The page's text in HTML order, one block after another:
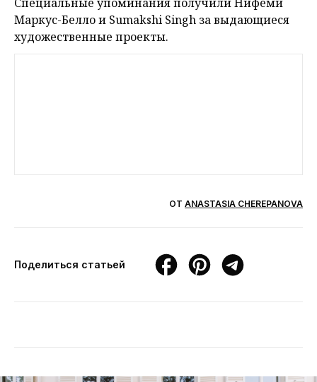
Маркус-Белло и Sumakshi Singh за выдающиеся
художественные проекты.
ОТ ANASTASIA CHEREPANOVA
Поделиться статьей